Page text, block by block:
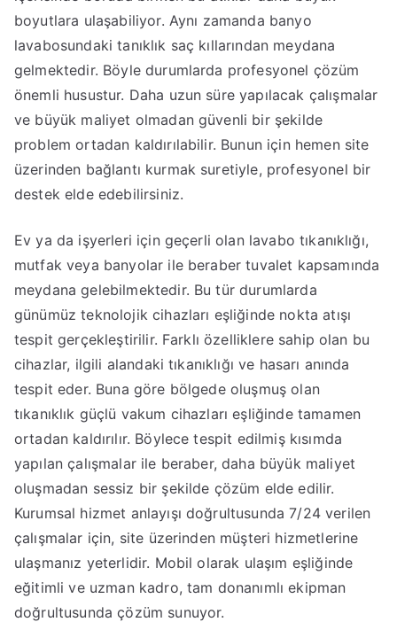
boyutlara ulaşabiliyor. Aynı zamanda banyo
lavabosundaki tanıklık saç kıllarından meydana
gelmektedir. Böyle durumlarda profesyonel çözüm
önemli husustur. Daha uzun süre yapılacak çalışmalar
ve büyük maliyet olmadan güvenli bir şekilde
problem ortadan kaldırılabilir. Bunun için hemen site
üzerinden bağlantı kurmak suretiyle, profesyonel bir
destek elde edebilirsiniz.
Ev ya da işyerleri için geçerli olan lavabo tıkanıklığı,
mutfak veya banyolar ile beraber tuvalet kapsamında
meydana gelebilmektedir. Bu tür durumlarda
günümüz teknolojik cihazları eşliğinde nokta atışı
tespit gerçekleştirilir. Farklı özelliklere sahip olan bu
cihazlar, ilgili alandaki tıkanıklığı ve hasarı anında
tespit eder. Buna göre bölgede oluşmuş olan
tıkanıklık güçlü vakum cihazları eşliğinde tamamen
ortadan kaldırılır. Böylece tespit edilmiş kısımda
yapılan çalışmalar ile beraber, daha büyük maliyet
oluşmadan sessiz bir şekilde çözüm elde edilir.
Kurumsal hizmet anlayışı doğrultusunda 7/24 verilen
çalışmalar için, site üzerinden müşteri hizmetlerine
ulaşmanız yeterlidir. Mobil olarak ulaşım eşliğinde
eğitimli ve uzman kadro, tam donanımlı ekipman
doğrultusunda çözüm sunuyor.